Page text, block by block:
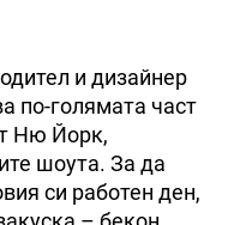
и дизайнер
по-голямата част
Ню Йорк,
шоута. За да
си работен ден,